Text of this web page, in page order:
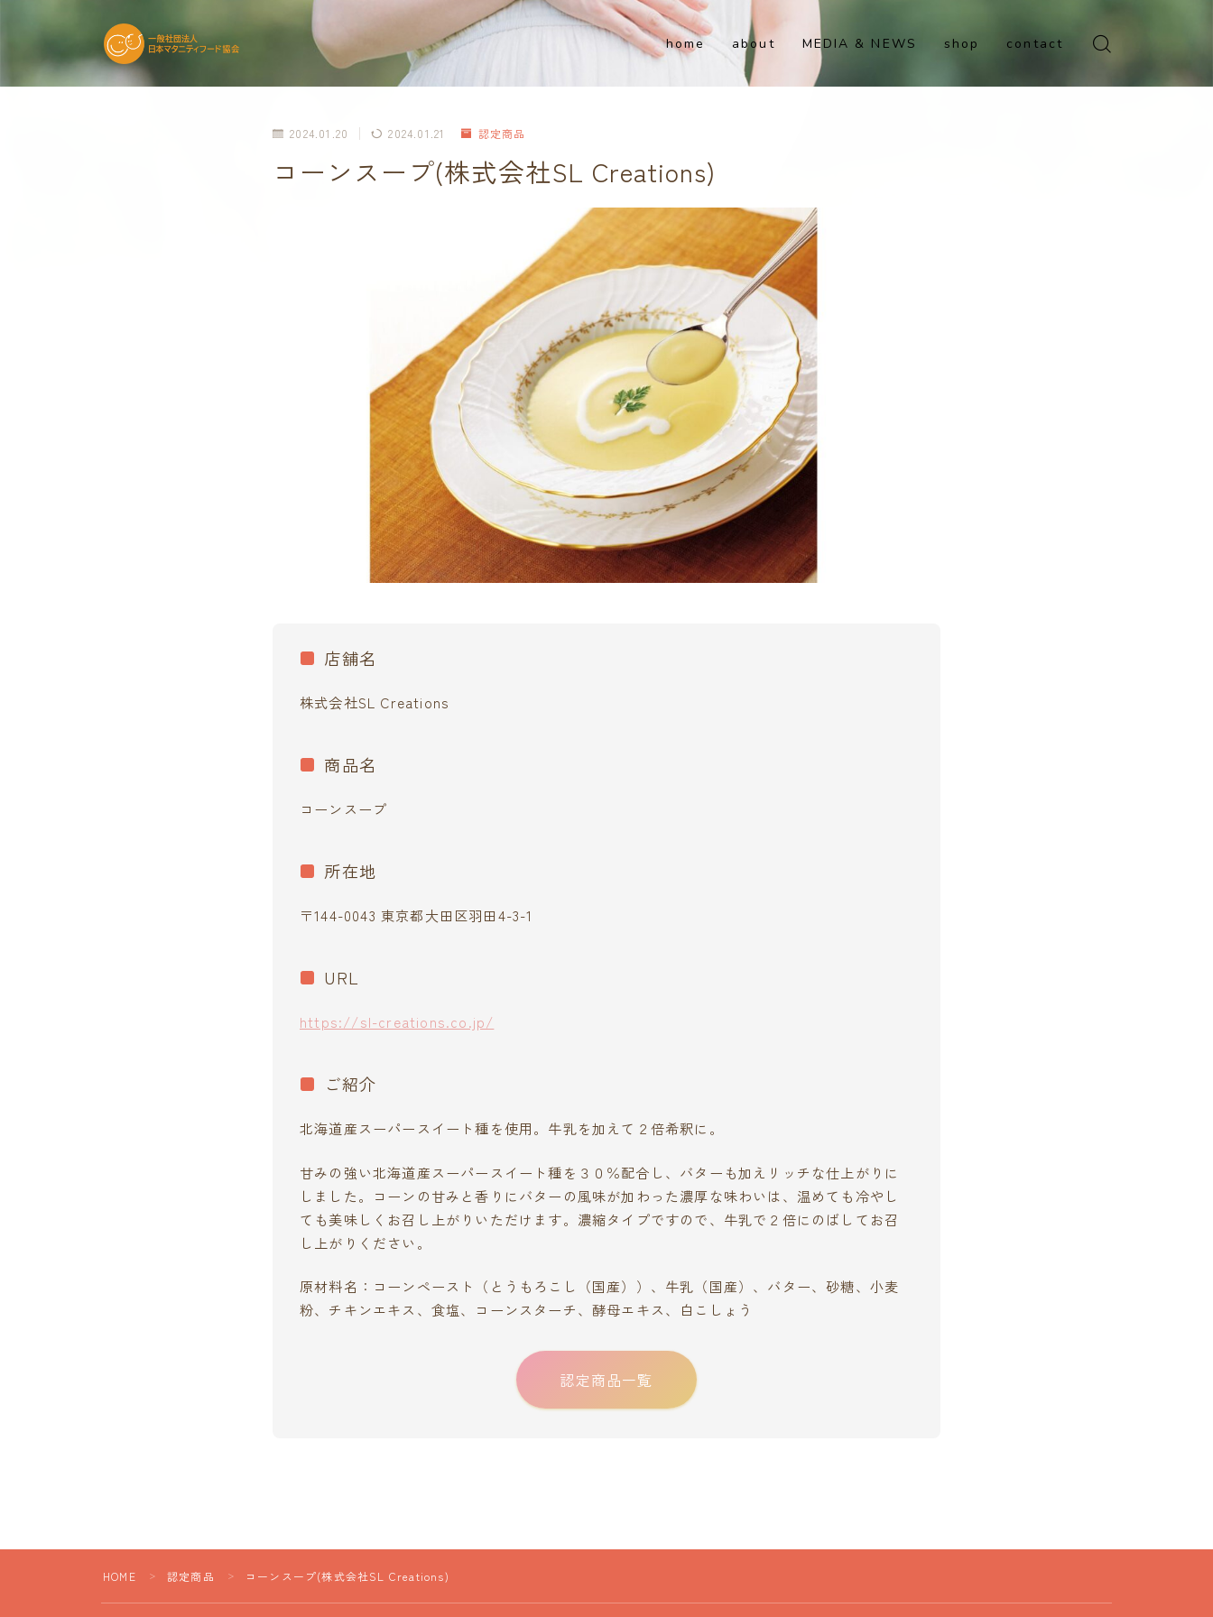
home about MEDIA & NEWS shop
オンラインショップ
contact
2024.01.20 2024.01.21 認定商品
コーンスープ(株式会社SL Creations)
店舗名
株式会社SL Creations
商品名
コーンスープ
所在地
〒144-0043 東京都大田区羽田4-3-1
URL
https://sl-creations.co.jp/
ご紹介
北海道産スーパースイート種を使用。牛乳を加えて２倍希釈に。
甘みの強い北海道産スーパースイート種を３０％配合し、バターも加えリッチな仕上がりに
しました。コーンの甘みと香りにバターの風味が加わった濃厚な味わいは、温めても冷やし
ても美味しくお召し上がりいただけます。濃縮タイプですので、牛乳で２倍にのばしてお召
し上がりください。
原材料名：コーンペースト（とうもろこし（国産））、牛乳（国産）、バター、砂糖、小麦
粉、チキンエキス、食塩、コーンスターチ、酵母エキス、白こしょう
認定商品一覧
HOME ＞ 認定商品 ＞ コーンスープ(株式会社SL Creations)